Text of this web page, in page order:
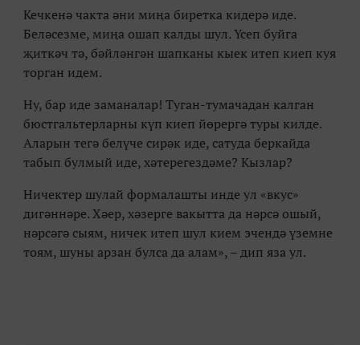
Кечкенә чакта әни миңа биретка кидерә иде.
Беләсезме, миңа ошап калды шул. Үсеп буйга
җиткәч тә, бәйләнгән шапканы кыек итеп киеп куя
торган идем.
Ну, бар иде заманалар! Туган-тумачадан калган
бюстгальтерларны күп киеп йөрергә туры килде.
Аларын тегә белүче сирәк иде, сатуда беркайда
табып булмый иде, хәтерегездәме? Кызлар?
Ничектер шулай формалашты инде ул «вкус»
дигәннәре. Хәер, хәзерге вакытта да нәрсә ошый,
нәрсәгә сыям, ничек итеп шул кием эчендә үземне
тоям, шуны арзан булса да алам»,– дип яза ул.